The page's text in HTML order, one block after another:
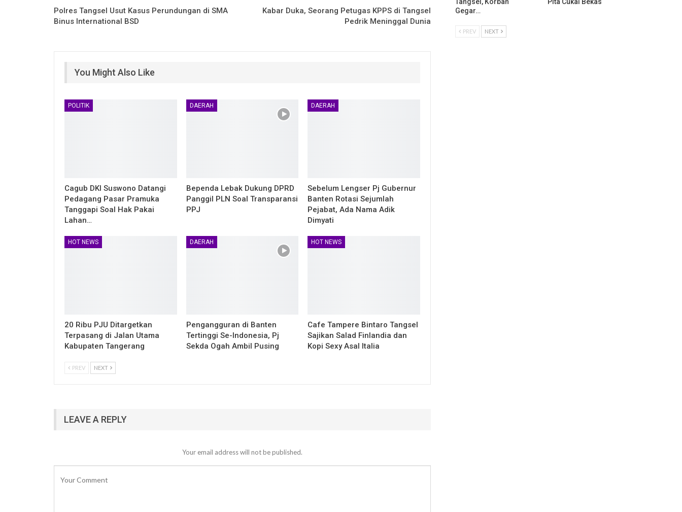
Polres Tangsel Usut Kasus Perundungan di SMA
Binus International BSD
Kabar Duka, Seorang Petugas KPPS di Tangsel
Pedrik Meninggal Dunia
You Might Also Like
POLITIK
Cagub DKI Suswono Datangi
Pedagang Pasar Pramuka
Tanggapi Soal Hak Pakai
Lahan…
DAERAH
Bependa Lebak Dukung DPRD
Panggil PLN Soal Transparansi
PPJ
DAERAH
Sebelum Lengser Pj Gubernur
Banten Rotasi Sejumlah
Pejabat, Ada Nama Adik
Dimyati
HOT NEWS
20 Ribu PJU Ditargetkan
Terpasang di Jalan Utama
Kabupaten Tangerang
DAERAH
Pengangguran di Banten
Tertinggi Se-Indonesia, Pj
Sekda Ogah Ambil Pusing
HOT NEWS
Cafe Tampere Bintaro Tangsel
Sajikan Salad Finlandia dan
Kopi Sexy Asal Italia
PREV NEXT
LEAVE A REPLY
Your email address will not be published.
Gegar…
PREV NEXT